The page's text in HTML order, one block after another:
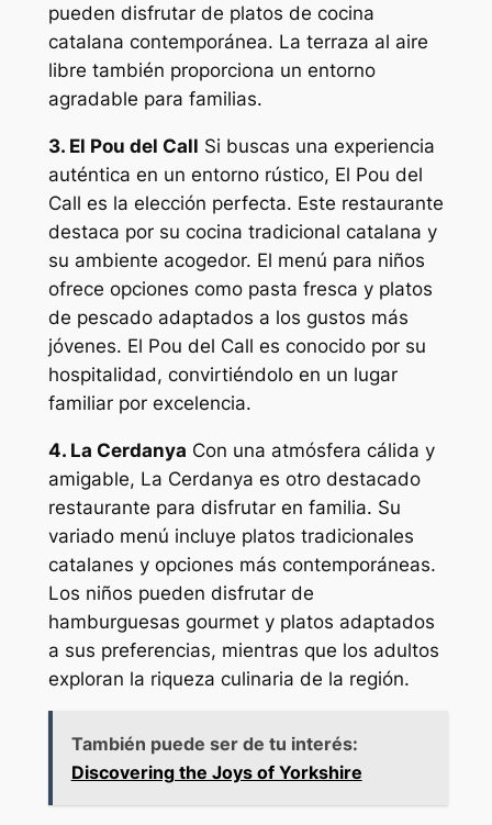
pueden disfrutar de platos de cocina
catalana contemporánea. La terraza al aire
libre también proporciona un entorno
agradable para familias.
3. El Pou del Call Si buscas una experiencia
auténtica en un entorno rústico, El Pou del
Call es la elección perfecta. Este restaurante
destaca por su cocina tradicional catalana y
su ambiente acogedor. El menú para niños
ofrece opciones como pasta fresca y platos
de pescado adaptados a los gustos más
jóvenes. El Pou del Call es conocido por su
hospitalidad, convirtiéndolo en un lugar
familiar por excelencia.
4. La Cerdanya Con una atmósfera cálida y
amigable, La Cerdanya es otro destacado
restaurante para disfrutar en familia. Su
variado menú incluye platos tradicionales
catalanes y opciones más contemporáneas.
Los niños pueden disfrutar de
hamburguesas gourmet y platos adaptados
a sus preferencias, mientras que los adultos
exploran la riqueza culinaria de la región.
También puede ser de tu interés:
Discovering the Joys of Yorkshire